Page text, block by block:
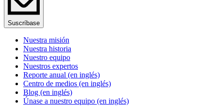
Suscríbase
Nuestra misión
Nuestra historia
Nuestro equipo
Nuestros expertos
Reporte anual (en inglés)
Centro de medios (en inglés)
Blog (en inglés)
Únase a nuestro equipo (en inglés)